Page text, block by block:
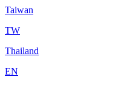
Taiwan
TW
Thailand
EN